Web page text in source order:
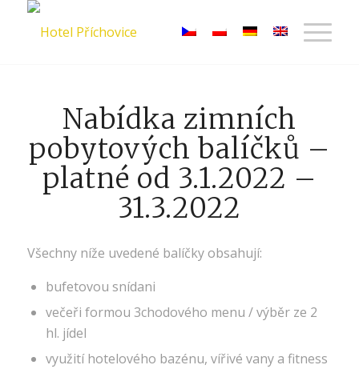
Nabídka zimních
pobytových balíčků –
platné od 3.1.2022 –
31.3.2022
Všechny níže uvedené balíčky obsahují:
bufetovou snídani
večeři formou 3chodového menu / výběr ze 2
hl. jídel
využití hotelového bazénu, vířivé vany a fitness